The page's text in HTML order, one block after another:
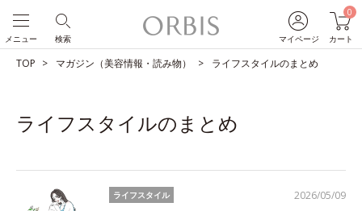
マイページ
0
カート
検索
メニュー
TOP マガジン（美容情報・読み物） ライフスタイルのまとめ
ライフスタイルのまとめ
2026/05/09
ライフスタイル